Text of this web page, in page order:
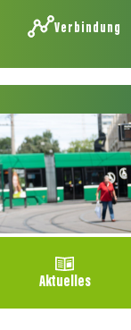
Verbindung
Aktuelles